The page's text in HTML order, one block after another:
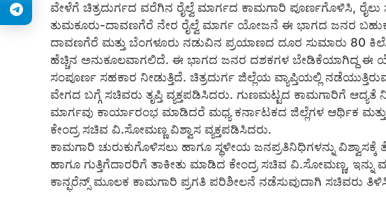
ವೇಳೆಗೆ ಚಿತ್ರದುರ್ಗದ ವರೆಗಿನ ರೈಲ್ವೆ ಮಾರ್ಗದ ಕಾಮಗಾರಿ ಪೂರ್ಣಗೊಳಿಸಿ,
ತುಮಕೂರು-ದಾವಣಗೆರೆ ನೇರ ರೈಲ್ವೆ ಮಾರ್ಗ ಯೋಜನೆ ಈ ಭಾಗದ ಜನರ
ದಾವಣಗೆರೆ ಮತ್ತು ಬೆಂಗಳೂರು ನಡುವಿನ ಪ್ರಯಾಣದ ದೂರ ಸುಮಾರು 80
ಹೆಚ್ಚಿನ ಅನುಕೂಲವಾಗಲಿದೆ. ಈ ಭಾಗದ ಜನರ ದಶಕಗಳ ಬೇಡಿಕೆಯಾಗಿದ್ದ ಈ
ಸಂಪೂರ್ಣ ಸಹಕಾರ ನೀಡುತ್ತಿದೆ. ಚಿತ್ರದುರ್ಗ ಜಿಲ್ಲೆಯ ವ್ಯಾಪ್ತಿಯಲ್ಲಿ
ವೇಗದ ಬಗ್ಗೆ ಸಚಿವರು ತೃಪ್ತಿ ವ್ಯಕ್ತಪಡಿಸಿದರು. ಗುಣಮಟ್ಟದ ಕಾಮಗಾರಿಗೆ
ಮಾರ್ಗವು ಕಾರ್ಯಾರಂಭ ಮಾಡಿದರೆ ಮಧ್ಯ ಕರ್ನಾಟಕದ ಜಿಲ್ಲೆಗಳ ಆರ್ಥಿಕ
ಕೇಂದ್ರ ಸಚಿವ ವಿ.ಸೋಮಣ್ಣ ವಿಶ್ವಾಸ ವ್ಯಕ್ತಪಡಿಸಿದರು.
ಕಾಮಗಾರಿ ಚುರುಕುಗೊಳಿಸಲು ಹಾಗೂ ಸ್ಥಳೀಯ ಜನಪ್ರತಿನಿಧಿಗಳನ್ನು
ಹಾಗೂ ಗುತ್ತಿಗೆದಾರರಿಗೆ ತಾಕೀತು ಮಾಡಿದ ಕೇಂದ್ರ ಸಚಿವ ವಿ.ಸೋಮಣ್ಣ,
ಕಾನ್ಫರೆನ್ಸ್ ಮೂಲಕ ಕಾಮಗಾರಿ ಪ್ರಗತಿ ಪರಿಶೀಲನೆ ನಡೆಸುವುದಾಗಿ ಸಚಿವರು